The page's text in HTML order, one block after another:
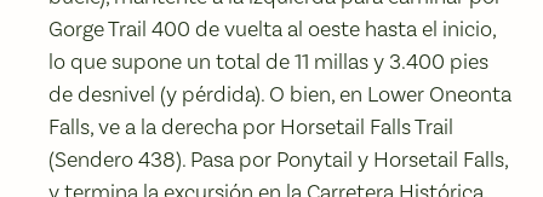
Gorge Trail 400 de vuelta al oeste hasta el inicio,
lo que supone un total de 11 millas y 3.400 pies
de desnivel (y pérdida). O bien, en Lower Oneonta
Falls, ve a la derecha por Horsetail Falls Trail
(Sendero 438). Pasa por Ponytail y Horsetail Falls,